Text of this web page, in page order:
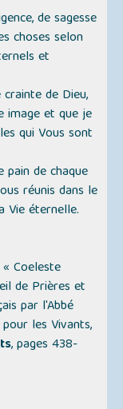
de sagesse
choses selon
et
de Dieu,
image et que je
qui Vous sont
pain de chaque
réunis dans le
Vie éternelle.
« Coeleste
de Prières et
par l'Abbé
les Vivants,
, pages 438-